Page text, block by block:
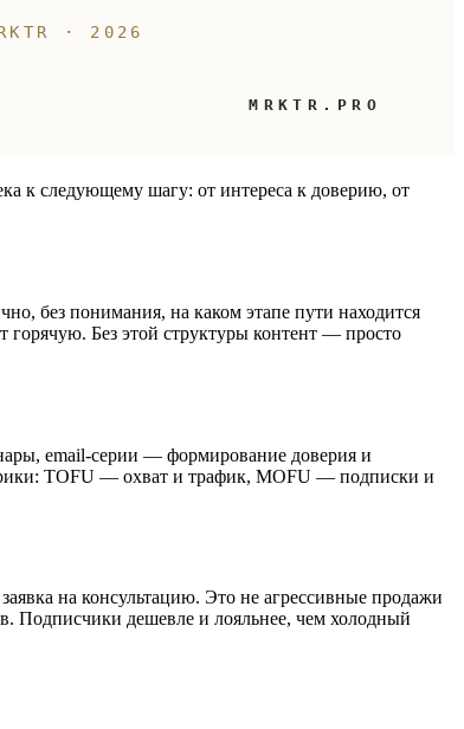
к следующему шагу: от интереса к доверию, от
без понимания, на каком этапе пути находится
горячую. Без этой структуры контент — просто
email-серии — формирование доверия и
TOFU — охват и трафик, MOFU — подписки и
на консультацию. Это не агрессивные продажи
Подписчики дешевле и лояльнее, чем холодный